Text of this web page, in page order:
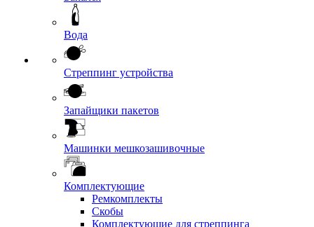
Вода
Стреппинг устройства
Запайщики пакетов
Машинки мешкозашивочные
Комплектующие
Ремкомплекты
Скобы
Комплектующие для стреппинга